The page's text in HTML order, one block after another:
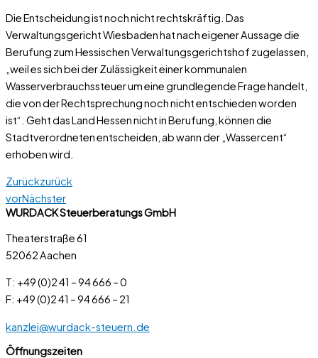
Die Entscheidung ist noch nicht rechtskräftig. Das
Verwaltungsgericht Wiesbaden hat nach eigener Aussage die
Berufung zum Hessischen Verwaltungsgerichtshof zugelassen,
„weil es sich bei der Zulässigkeit einer kommunalen
Wasserverbrauchssteuer um eine grundlegende Frage handelt,
die von der Rechtsprechung noch nicht entschieden worden
ist“. Geht das Land Hessen nicht in Berufung, können die
Stadtverordneten entscheiden, ab wann der „Wassercent“
erhoben wird.
Zurückzurück
vorNächster
WURDACK Steuerberatungs GmbH
Theaterstraße 61
52062 Aachen
T: +49 (0)2 41 – 94 666 – 0
F: +49 (0)2 41 – 94 666 – 21
kanzlei@wurdack-steuern.de
Öffnungszeiten